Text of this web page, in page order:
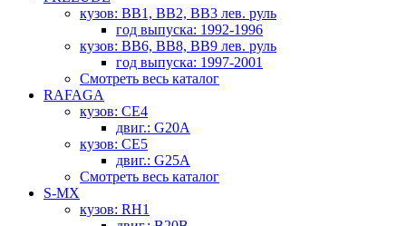
кузов: BB1, BB2, BB3 лев. руль
год выпуска: 1992-1996
кузов: BB6, BB8, BB9 лев. руль
год выпуска: 1997-2001
Смотреть весь каталог
RAFAGA
кузов: CE4
двиг.: G20A
кузов: CE5
двиг.: G25A
Смотреть весь каталог
S-MX
кузов: RH1